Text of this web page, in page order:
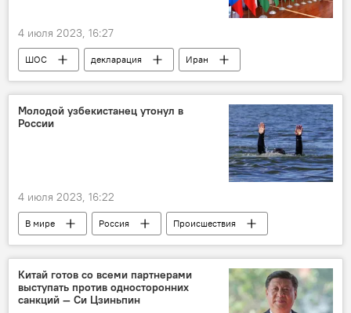
4 июля 2023, 16:27
ШОС декларация
Иран
меморандум
Казахстан
Кыргызстан
Пакистан
Россия
Узбекистан
ВТО
Молодой узбекистанец утонул в
России
4 июля 2023, 16:22
В мире Россия
Происшествия
река
Татарстан узбекистанец
Китай готов со всеми партнерами
выступать против односторонних
санкций — Си Цзиньпин